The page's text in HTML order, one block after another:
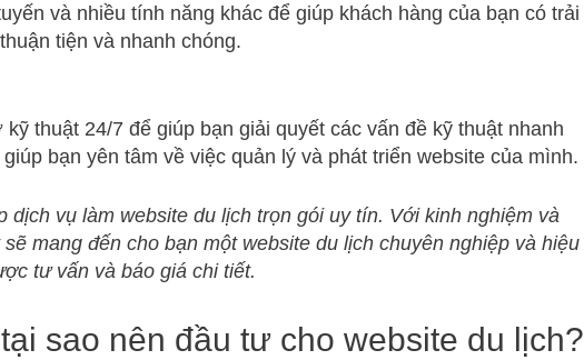
và nhiều tính năng khác để giúp khách hàng của bạn có trải
tiện và nhanh chóng.
thuật 24/7 để giúp bạn giải quyết các vấn đề kỹ thuật nhanh
bạn yên tâm về việc quản lý và phát triển website của mình.
dịch vụ làm website du lịch trọn gói uy tín. Với kinh nghiệm và
mang đến cho bạn một website du lịch chuyên nghiệp và hiệu
tư vấn và báo giá chi tiết.
sao nên đầu tư cho website du lịch?